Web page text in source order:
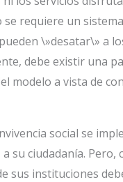
requiere un
\»desatar\» a
debe existir una
modelo a vista de
social se
ciudadanía. Pero,
sus instituciones